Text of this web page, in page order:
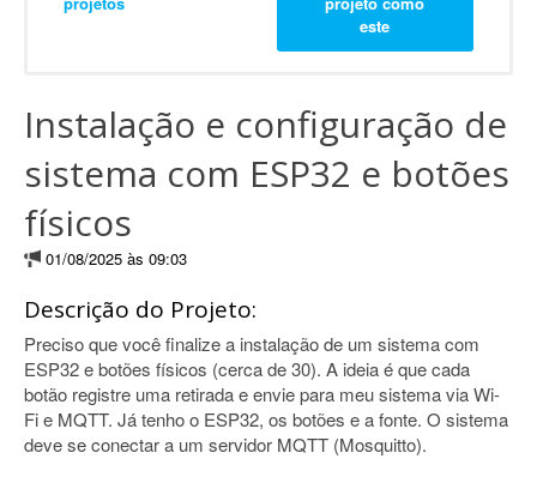
este
Instalação e configuração de
sistema com ESP32 e botões
físicos
01/08/2025 às 09:03
Descrição do Projeto:
Preciso que você finalize a instalação de um sistema com
ESP32 e botões físicos (cerca de 30). A ideia é que cada
botão registre uma retirada e envie para meu sistema via Wi-
Fi e MQTT. Já tenho o ESP32, os botões e a fonte. O sistema
deve se conectar a um servidor MQTT (Mosquitto).